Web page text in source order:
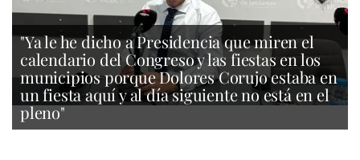
"Ya le he dicho a Presidencia que miren el
calendario del Congreso y las fiestas en los
municipios porque Dolores Corujo estaba en
un fiesta aquí y al día siguiente no está en el
pleno"